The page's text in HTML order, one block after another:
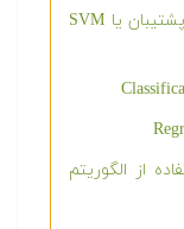
فیلم آموزشی جامع ماشین‌های بردار پشتیبان یا SVM
از الگوریتم